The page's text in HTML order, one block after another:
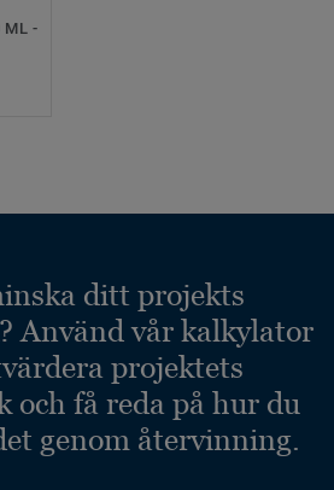
ML -
ditt projekts
Använd vår kalkylator
projektets
och få reda på hur du
genom återvinning.